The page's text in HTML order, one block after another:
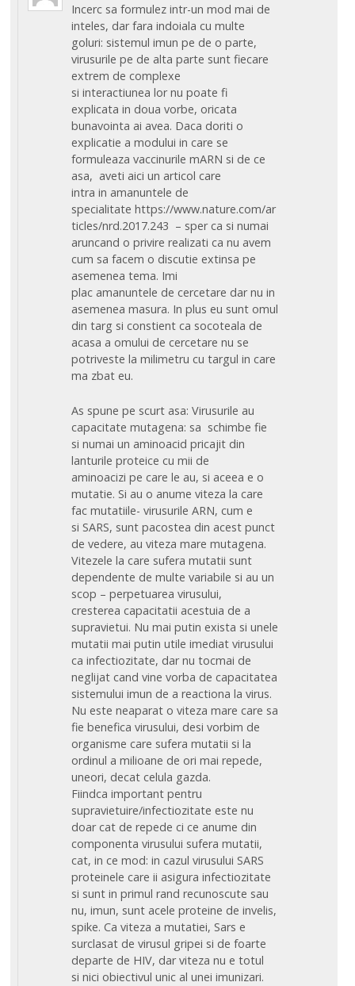
Incerc sa formulez intr-un mod mai de
inteles, dar fara indoiala cu multe
goluri: sistemul imun pe de o parte,
virusurile pe de alta parte sunt fiecare
extrem de complexe
si interactiunea lor nu poate fi
explicata in doua vorbe, oricata
bunavointa ai avea. Daca doriti o
explicatie a modului in care se
formuleaza vaccinurile mARN si de ce
asa, aveti aici un articol care
intra in amanuntele de
specialitate https://www.nature.com/ar
ticles/nrd.2017.243 – sper ca si numai
aruncand o privire realizati ca nu avem
cum sa facem o discutie extinsa pe
asemenea tema. Imi
plac amanuntele de cercetare dar nu in
asemenea masura. In plus eu sunt omul
din targ si constient ca socoteala de
acasa a omului de cercetare nu se
potriveste la milimetru cu targul in care
ma zbat eu.
As spune pe scurt asa: Virusurile au
capacitate mutagena: sa schimbe fie
si numai un aminoacid pricajit din
lanturile proteice cu mii de
aminoacizi pe care le au, si aceea e o
mutatie. Si au o anume viteza la care
fac mutatiile- virusurile ARN, cum e
si SARS, sunt pacostea din acest punct
de vedere, au viteza mare mutagena.
Vitezele la care sufera mutatii sunt
dependente de multe variabile si au un
scop – perpetuarea virusului,
cresterea capacitatii acestuia de a
supravietui. Nu mai putin exista si unele
mutatii mai putin utile imediat virusului
ca infectiozitate, dar nu tocmai de
neglijat cand vine vorba de capacitatea
sistemului imun de a reactiona la virus.
Nu este neaparat o viteza mare care sa
fie benefica virusului, desi vorbim de
organisme care sufera mutatii si la
ordinul a milioane de ori mai repede,
uneori, decat celula gazda.
Fiindca important pentru
supravietuire/infectiozitate este nu
doar cat de repede ci ce anume din
componenta virusului sufera mutatii,
cat, in ce mod: in cazul virusului SARS
proteinele care ii asigura infectiozitate
si sunt in primul rand recunoscute sau
nu, imun, sunt acele proteine de invelis,
spike. Ca viteza a mutatiei, Sars e
surclasat de virusul gripei si de foarte
departe de HIV, dar viteza nu e totul
si nici obiectivul unic al unei imunizari.